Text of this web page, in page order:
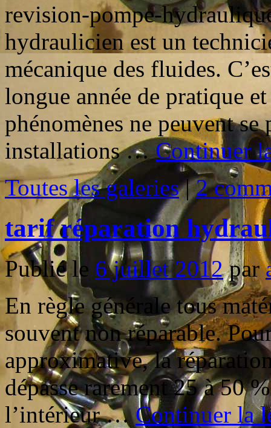
revision-pompe-
hydraulicien est un
mécanique des fluides.
longue année de pratique
phénomènes ne peuvent
installations …Continuer
Toutes les galeries | 2
tarif réparation
Publié le 6 juillet 2012 par
En règle générale tous
souvent non réparable.
approximative, la
dépasse rarement 25 à 50
l’intérieur …Continuer la